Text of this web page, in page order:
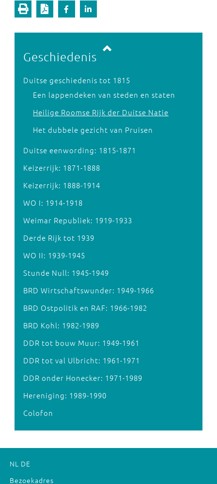
Geschiedenis
Duitse geschiedenis tot 1815
Een lappendeken van steden en staten
Heilige Roomse Rijk der Duitse Natie
Het dubbele gezicht van Pruisen
Duitse eenwording: 1815-1871
Keizerrijk: 1871-1888
Keizerrijk: 1888-1914
WO I: 1914-1918
Weimar Republiek: 1919-1933
Derde Rijk tot 1939
WO II: 1939-1945
Stunde Null: 1945-1949
BRD Wirtschaftswunder: 1949-1966
BRD Ostpolitik en RAF: 1966-1982
BRD Kohl: 1982-1989
DDR tot bouw Muur: 1949-1961
DDR tot val Ulbricht: 1961-1971
DDR onder Honecker: 1971-1989
Hereniging: 1989-1990
Colofon
NL DE
Bezoekadres